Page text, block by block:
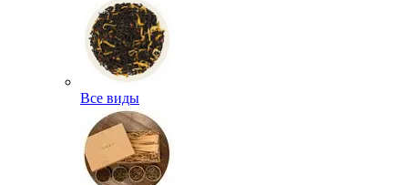
Все виды